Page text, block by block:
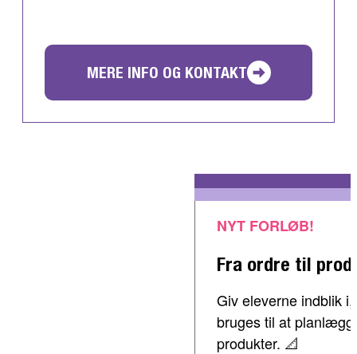
MERE INFO OG KONTAKT
NYT FORLØB!
Fra ordre til
Giv eleverne indblik
bruges til at
produkter. 📐